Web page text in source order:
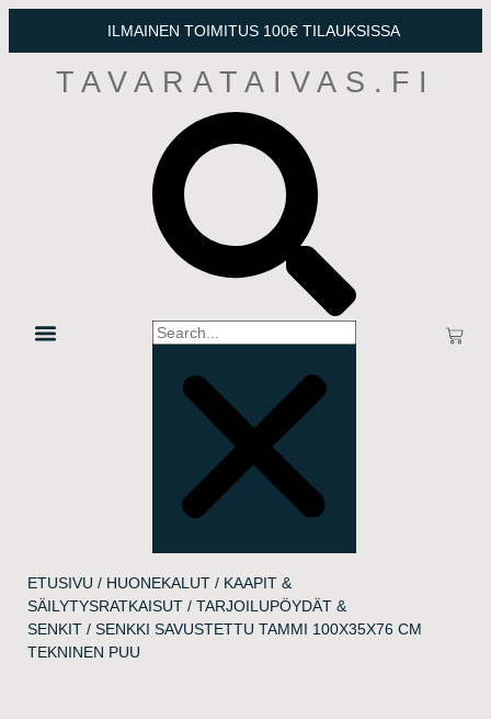
ILMAINEN TOIMITUS 100€ TILAUKSISSA
TAVARATAIVAS.FI
ETUSIVU / HUONEKALUT / KAAPIT &
SÄILYTYSRATKAISUT /TARJOILUPÖYDÄT &
SENKIT / SENKKI SAVUSTETTU TAMMI 100X35X76 CM
TEKNINEN PUU